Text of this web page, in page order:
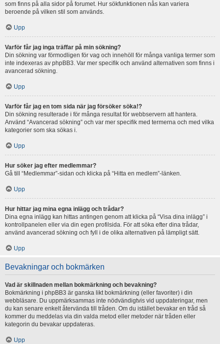
som finns på alla sidor på forumet. Hur sökfunktionen nås kan variera
beroende på vilken stil som används.
Upp
Varför får jag inga träffar på min sökning?
Din sökning var förmodligen för vag och innehöll för många vanliga termer som
inte indexeras av phpBB3. Var mer specifik och använd alternativen som finns i
avancerad sökning.
Upp
Varför får jag en tom sida när jag försöker söka!?
Din sökning resulterade i för många resultat för webbservern att hantera.
Använd “Avancerad sökning” och var mer specifik med termerna och med vilka
kategorier som ska sökas i.
Upp
Hur söker jag efter medlemmar?
Gå till “Medlemmar”-sidan och klicka på “Hitta en medlem”-länken.
Upp
Hur hittar jag mina egna inlägg och trådar?
Dina egna inlägg kan hittas antingen genom att klicka på “Visa dina inlägg” i
kontrollpanelen eller via din egen profilsida. För att söka efter dina trådar,
använd avancerad sökning och fyll i de olika alternativen på lämpligt sätt.
Upp
Bevakningar och bokmärken
Vad är skillnaden mellan bokmärkning och bevakning?
Bokmärkning i phpBB3 är ganska likt bokmärkning (eller favoriter) i din
webbläsare. Du uppmärksammas inte nödvändigtvis vid uppdateringar, men
du kan senare enkelt återvända till tråden. Om du istället bevakar en tråd så
kommer du meddelas via din valda metod eller metoder när tråden eller
kategorin du bevakar uppdateras.
Upp